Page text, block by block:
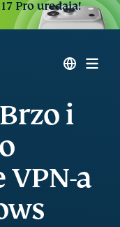
Pro uređaja!
i
a